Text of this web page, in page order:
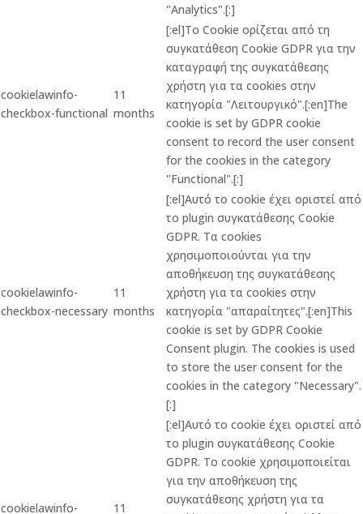
"Analytics".[:]
cookielawinfo-
checkbox-functional
11
months
[:el]Το Cookie ορίζεται από τη
συγκατάθεση Cookie GDPR για την
καταγραφή της συγκατάθεσης
χρήστη για τα cookies στην
κατηγορία "Λειτουργικό".[:en]The
cookie is set by GDPR cookie
consent to record the user consent
for the cookies in the category
"Functional".[:]
cookielawinfo-
checkbox-necessary
11
months
[:el]Αυτό το cookie έχει οριστεί από
το plugin συγκατάθεσης Cookie
GDPR. Τα cookies
χρησιμοποιούνται για την
αποθήκευση της συγκατάθεσης
χρήστη για τα cookies στην
κατηγορία "απαραίτητες".[:en]This
cookie is set by GDPR Cookie
Consent plugin. The cookies is used
to store the user consent for the
cookies in the category "Necessary".
[:]
cookielawinfo-
11
[:el]Αυτό το cookie έχει οριστεί από
το plugin συγκατάθεσης Cookie
GDPR. Το cookie χρησιμοποιείται
για την αποθήκευση της
συγκατάθεσης χρήστη για τα